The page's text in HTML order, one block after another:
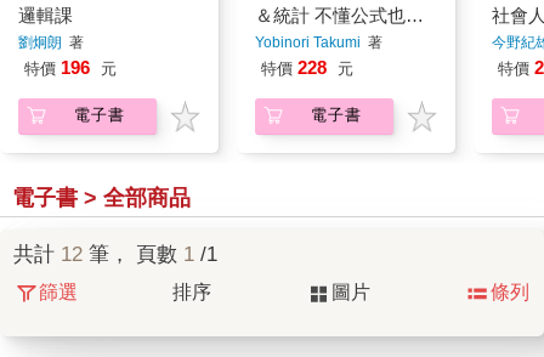
邏輯課
劉炯朗 著
特價 196 元
電子書
＆統計 不懂公式也無
妨
Yobinori Takumi 著
特價 228 元
電子書
社會
今野紀
特價
電子書 > 全部商品
共計 12 筆， 頁數 1 /1
篩選 排序 圖片 條列